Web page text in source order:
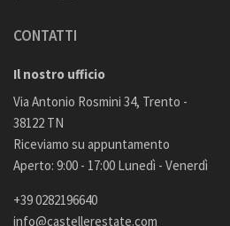
CONTATTI
Il nostro ufficio
Via Antonio Rosmini 34, Trento -
38122 TN
Riceviamo su appuntamento
Aperto: 9:00 - 17:00 Lunedì - Venerdì
+39 0282196640
info@castellerestate.com